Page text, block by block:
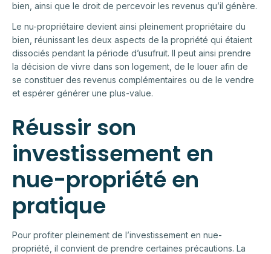
bien, ainsi que le droit de percevoir les revenus qu’il génère.
Le nu-propriétaire devient ainsi pleinement propriétaire du
bien, réunissant les deux aspects de la propriété qui étaient
dissociés pendant la période d’usufruit. Il peut ainsi prendre
la décision de vivre dans son logement, de le louer afin de
se constituer des revenus complémentaires ou de le vendre
et espérer générer une plus-value.
Réussir son
investissement en
nue-propriété en
pratique
Pour profiter pleinement de l’investissement en nue-
propriété, il convient de prendre certaines précautions. La